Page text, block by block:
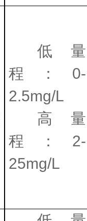
低量
程： 0-
2.5mg/L
高量
程： 2-
25mg/L